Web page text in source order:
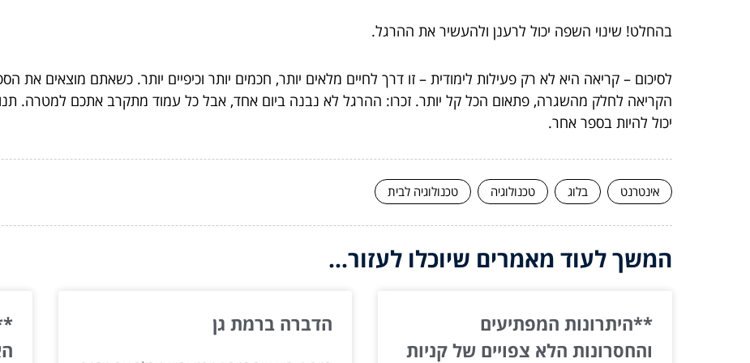
בהחלט! שינוי השפה יכול לרענן ולהעשיר את ההרגל.
לסיכום – קריאה היא לא רק פעילות לימודית – זו דרך לחיים מלאים יותר, חכמים יותר וכיפיים יותר. כשאתם מוצאים
הקריאה לחלק מהשגרה, פתאום הכל קל יותר. זכרו: ההרגל לא נבנה ביום אחד, אבל כל עמוד מתקרב אתכם למטרה.
יכול להיות בספר אחר.
אינטרנט בלוג טכנולוגיה טכנולוגיה לבית
המשך לעוד מאמרים שיוכלו לעזור...
**היתרונות המפתיעים
והחסרונות הלא צפויים של קניות
הדברה ברמת גן